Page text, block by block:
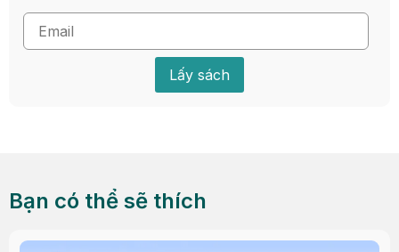
Lấy sách
Bạn có thể sẽ thích